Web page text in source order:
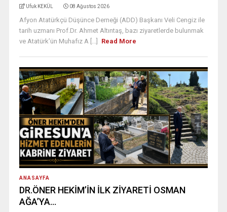
Ufuk KEKÜL 08 Ağustos 2026
Afyon Atatürkçü Düşünce Derneği (ADD) Başkanı Veli Cengiz ile
tarih uzmanı Prof.Dr. Ahmet Altıntaş, bazı ziyaretlerde bulunmak
ve Atatürk’ün Muhafız A [...]
Read More
ANASAYFA
DR.ÖNER HEKİM’İN İLK ZİYARETİ OSMAN
AĞA’YA…